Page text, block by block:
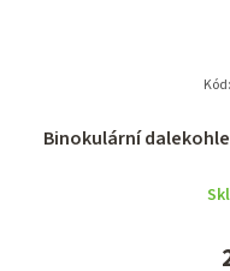
Binokulární
Kód: